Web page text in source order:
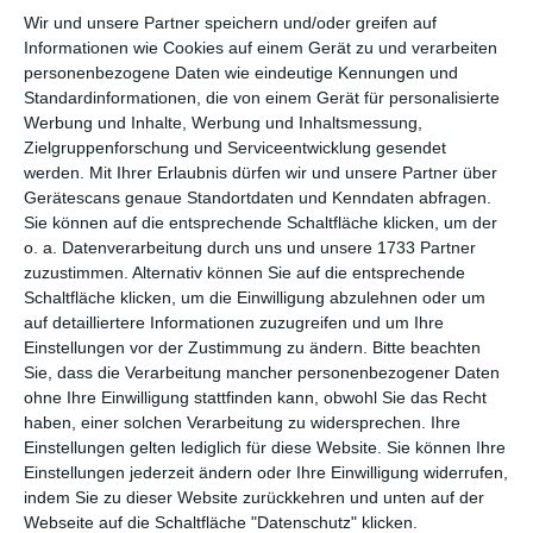
Wir und unsere Partner speichern und/oder greifen auf
Informationen wie Cookies auf einem Gerät zu und verarbeiten
personenbezogene Daten wie eindeutige Kennungen und
Standardinformationen, die von einem Gerät für personalisierte
Werbung und Inhalte, Werbung und Inhaltsmessung,
Zielgruppenforschung und Serviceentwicklung gesendet
werden. Mit Ihrer Erlaubnis dürfen wir und unsere Partner über
Gerätescans genaue Standortdaten und Kenndaten abfragen.
Sie können auf die entsprechende Schaltfläche klicken, um der
o. a. Datenverarbeitung durch uns und unsere 1733 Partner
zuzustimmen. Alternativ können Sie auf die entsprechende
Schaltfläche klicken, um die Einwilligung abzulehnen oder um
auf detailliertere Informationen zuzugreifen und um Ihre
Einstellungen vor der Zustimmung zu ändern. Bitte beachten
Sie, dass die Verarbeitung mancher personenbezogener Daten
ohne Ihre Einwilligung stattfinden kann, obwohl Sie das Recht
haben, einer solchen Verarbeitung zu widersprechen. Ihre
Einstellungen gelten lediglich für diese Website. Sie können Ihre
Einstellungen jederzeit ändern oder Ihre Einwilligung widerrufen,
indem Sie zu dieser Website zurückkehren und unten auf der
Webseite auf die Schaltfläche "Datenschutz" klicken.
per E-Mail(kostenlos)
TEILEN
Facebook, Twitter, WhatsApp, ...
WEITERE KARTEN IN DIESEN
KATEGORIEN ANSEHEN
Grußkarten mit Teddys
Grüße und Gedanken
Danke, Dankeskarten